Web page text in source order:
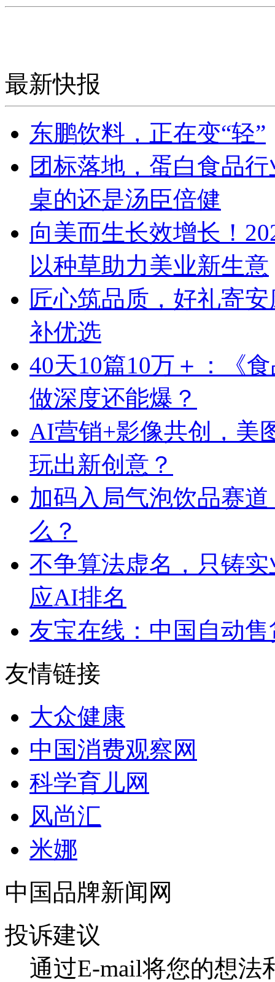
最新快报
东鹏饮料，正在变“轻”
团标落地，蛋白食品
桌的还是汤臣倍健
向美而生长效增长！
以种草助力美业新生意
匠心筑品质，好礼寄
补优选
40天10篇10万＋：《
做深度还能爆？
AI营销+影像共创，美
玩出新创意？
加码入局气泡饮品赛
么？
不争算法虚名，只铸
应AI排名
友宝在线：中国自动
友情链接
大众健康
中国消费观察网
科学育儿网
风尚汇
米娜
中国品牌新闻网
投诉建议
通过E-mail将您的想法